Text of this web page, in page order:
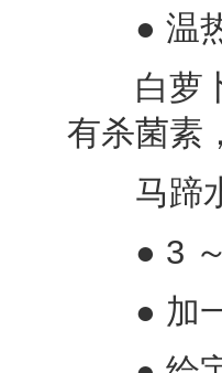
● 温热
白萝卜
有杀菌素
马蹄
● 3 ～
● 加一